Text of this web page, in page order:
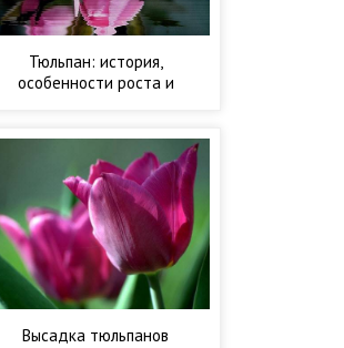
Тюльпан: история,
особенности роста и
Высадка тюльпанов